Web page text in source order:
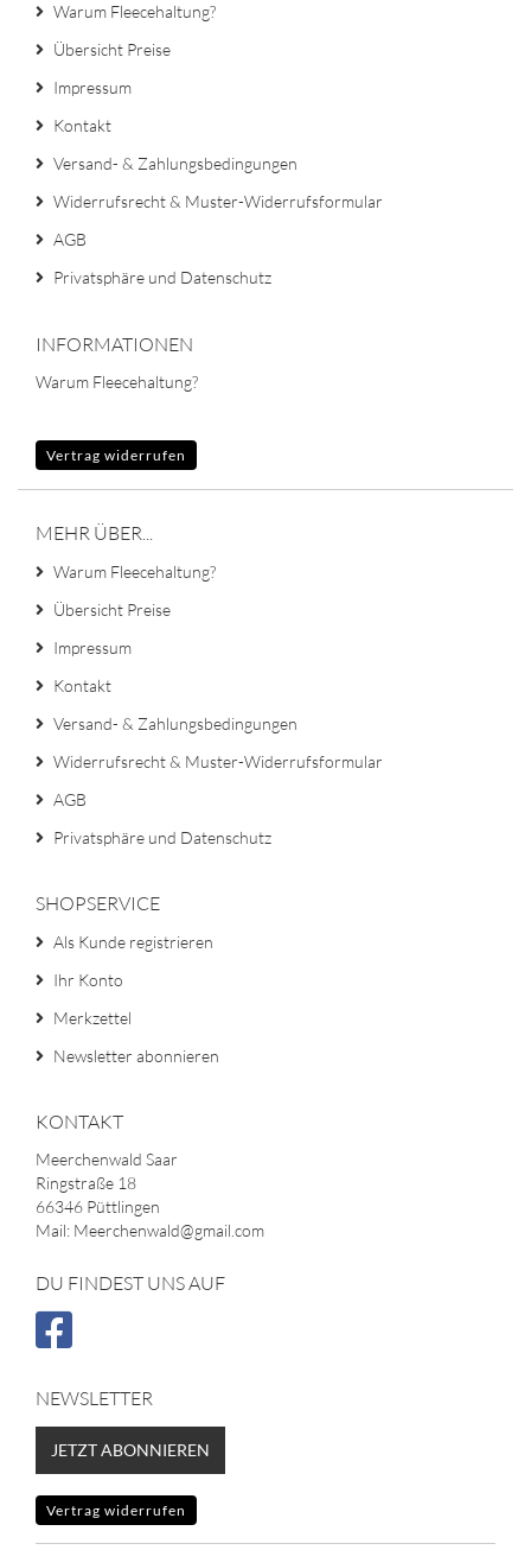
Warum Fleecehaltung?
Übersicht Preise
Impressum
Kontakt
Versand- & Zahlungsbedingungen
Widerrufsrecht & Muster-Widerrufsformular
AGB
Privatsphäre und Datenschutz
INFORMATIONEN
Warum Fleecehaltung?
Vertrag widerrufen
MEHR ÜBER...
Warum Fleecehaltung?
Übersicht Preise
Impressum
Kontakt
Versand- & Zahlungsbedingungen
Widerrufsrecht & Muster-Widerrufsformular
AGB
Privatsphäre und Datenschutz
SHOPSERVICE
Als Kunde registrieren
Ihr Konto
Merkzettel
Newsletter abonnieren
KONTAKT
Meerchenwald Saar
Ringstraße 18
66346 Püttlingen
Mail: Meerchenwald@gmail.com
DU FINDEST UNS AUF
NEWSLETTER
JETZT ABONNIEREN
Vertrag widerrufen